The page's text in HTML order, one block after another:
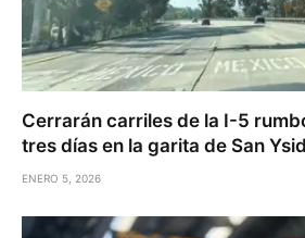
Cerrarán carriles de la I-5
tres días en la garita de San
ENERO 5, 2026